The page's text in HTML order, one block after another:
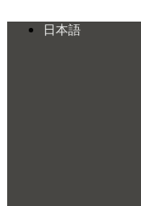
日本語